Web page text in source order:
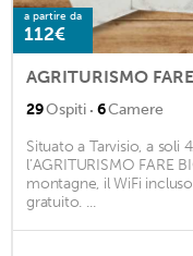
a partire da
112€
AGRITURISMO
29Ospiti · 6Camere
Situato a Tarvisio, a soli
l’AGRITURISMO FARE
montagne, il WiFi
gratuito. ...